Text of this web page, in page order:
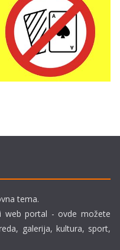
tema.
web portal - ovde možete
galerija, kultura, sport,